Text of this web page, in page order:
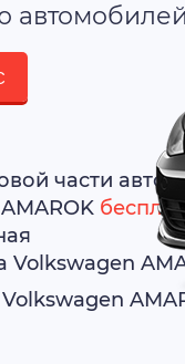
части авто
Volkswagen